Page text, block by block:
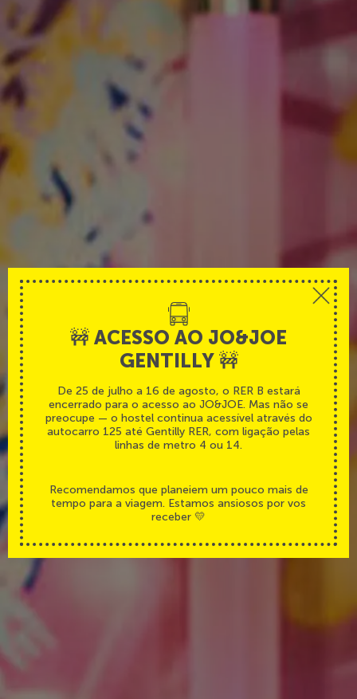
Desfrute do JO&JOE
do café da manhã
ao jantar
🚧 ACESSO AO JO&JOE
GENTILLY 🚧
De 25 de julho a 16 de agosto, o RER B estará
encerrado para o acesso ao JO&JOE. Mas não se
preocupe — o hostel continua acessível através do
autocarro 125 até Gentilly RER, com ligação pelas
linhas de metro 4 ou 14.
Recomendamos que planeiem um pouco mais de
tempo para a viagem. Estamos ansiosos por vos
receber 💛